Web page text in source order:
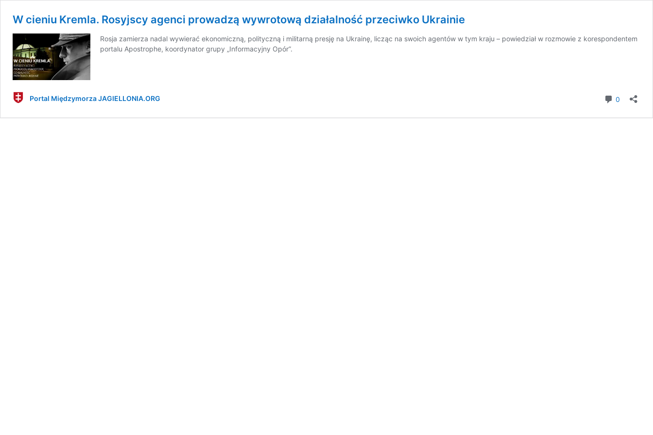
W cieniu Kremla. Rosyjscy agenci prowadzą wywrotową działalność przeciwko Ukrainie
Rosja zamierza nadal wywierać ekonomiczną, polityczną i militarną presję na Ukrainę, licząc na swoich agentów w tym kraju – powiedział w rozmowie z korespondentem
portalu Apostrophe, koordynator grupy „Informacyjny Opór”.
Portal Międzymorza JAGIELLONIA.ORG 0